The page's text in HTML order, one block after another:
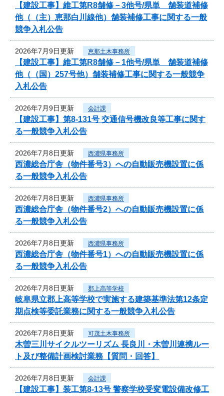
【建設工事】維工第R8舗修－3他号/県単 舗装道補修
他（（主）恵那白川線他）舗装補修工事に関する一般
競争入札公告
2026年7月9日更新 恵那土木事務所
【建設工事】維工第R8舗修－1他号/県単 舗装道補修
他（（国）257号他）舗装補修工事に関する一般競争
入札公告
2026年7月9日更新 会計課
【建設工事】第8-131号 交通信号機改良等工事に関す
る一般競争入札公告
2026年7月8日更新 西濃県事務所
西濃総合庁舎（物件番号3）への自動販売機設置に係
る一般競争入札公告
2026年7月8日更新 西濃県事務所
西濃総合庁舎（物件番号2）への自動販売機設置に係
る一般競争入札公告
2026年7月8日更新 西濃県事務所
西濃総合庁舎（物件番号1）への自動販売機設置に係
る一般競争入札公告
2026年7月8日更新 郡上高等学校
岐阜県立郡上高等学校で実施する建築基準法第12条定
期点検等委託業務に関する一般競争入札公告
2026年7月8日更新 可茂土木事務所
木曽三川サイクルツーリズム 長良川・木曽川連携ルー
ト及び整備計画検討業務【質問・回答】
2026年7月8日更新 会計課
【建設工事】装工第8-13号 警察学校受変電設備改修工